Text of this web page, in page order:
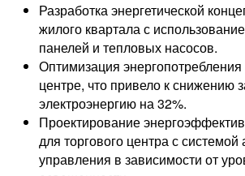
Разработка энергетической
жилого квартала с
панелей и тепловых насосов.
Оптимизация
центре, что привело к снижению
электроэнергию на 32%.
Проектирование
для торгового центра с системой
управления в зависимости от